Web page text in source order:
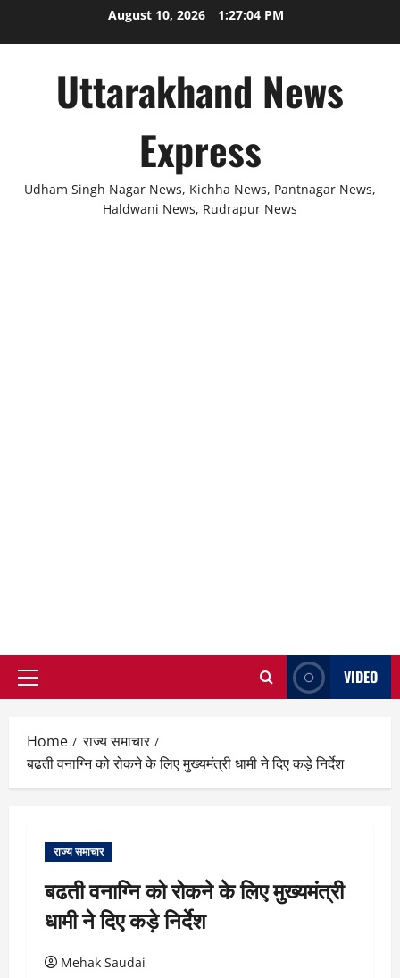
August 10, 2026 1:27:05 PM
Uttarakhand News
Express
Udham Singh Nagar News, Kichha News, Pantnagar News,
Haldwani News, Rudrapur News
Primary
VIDEO
Home
राज्य समाचार
बढती वनाग्नि को रोकने के लिए मुख्यमंत्री धामी ने दिए कड़े निर्देश
राज्य समाचार
बढती वनाग्नि को रोकने के लिए मुख्यमंत्री
धामी ने दिए कड़े निर्देश
Mehak Saudai